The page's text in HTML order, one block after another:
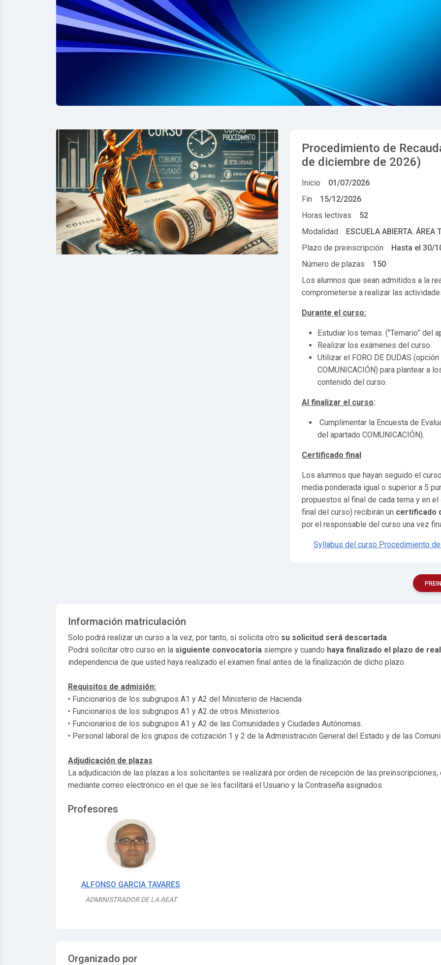
Procedimiento de
de diciembre de 2026)
Inicio
01/07/2026
Fin
15/12/2026
Horas lectivas
52
Modalidad
ESCUELA ABIERTA. ÁREA
Plazo de preinscripción
Hasta el 30/
Número de plazas
150
Los alumnos que sean admitidos a la
comprometerse a realizar las
Durante el curso:
Estudiar los temas. ("Temario” del
Realizar los exámenes del curso.
Utilizar el FORO DE DUDAS
COMUNICACIÓN) para plantear a
contenido del curso.
Al finalizar el curso:
Cumplimentar la Encuesta de
del apartado COMUNICACIÓN).
Certificado final
Los alumnos que hayan seguido el
media ponderada igual o superior a 5
propuestos al final de cada tema y en
final del curso) recibirán un certificado
por el responsable del curso una vez
Syllabus del curso Procedimiento
Información matriculación
Solo podrá realizar un curso a la vez, por tanto, si solicita otro su solicitud será descartada.
Podrá solicitar otro curso en la siguiente convocatoria siempre y cuando haya finalizado el plazo de
independencia de que usted haya realizado el examen final antes de la finalización de dicho plazo.
Requisitos de admisión:
• Funcionarios de los subgrupos A1 y A2 del Ministerio de Hacienda
• Funcionarios de los subgrupos A1 y A2 de otros Ministerios.
• Funcionarios de los subgrupos A1 y A2 de las Comunidades y Ciudades Autónomas.
• Personal laboral de los grupos de cotización 1 y 2 de la Administración General del Estado y de las
Adjudicación de plazas
La adjudicación de las plazas a los solicitantes se realizará por orden de recepción de las
mediante correo electrónico en el que se les facilitará el Usuario y la Contraseña asignados.
Profesores
ALFONSO GARCIA TAVARES
ADMINISTRADOR DE LA AEAT
Organizado por